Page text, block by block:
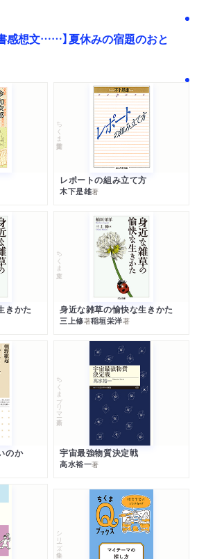
感想文……】夏休みの宿題のおと
ちくま学芸文庫
レポートの組み立て方
木下是雄著
きかた
ちくま文庫
身近な雑草の愉快な生きかた
三上修著稲垣栄洋著
のか
ちくまプリマー新書
宇宙最強物質決定戦
高水裕一著
シリーズ・全集